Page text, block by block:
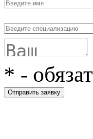
* -
Отправить заявку